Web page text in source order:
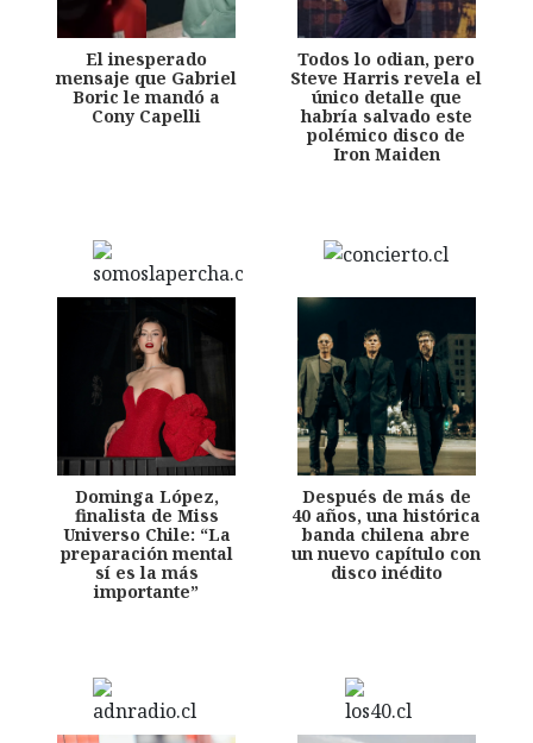
El inesperado
mensaje que Gabriel
Boric le mandó a
Cony Capelli
Todos lo odian, pero
Steve Harris revela el
único detalle que
habría salvado este
polémico disco de
Iron Maiden
Dominga López,
finalista de Miss
Universo Chile: “La
preparación mental
sí es la más
importante”
Después de más de
40 años, una histórica
banda chilena abre
un nuevo capítulo con
disco inédito